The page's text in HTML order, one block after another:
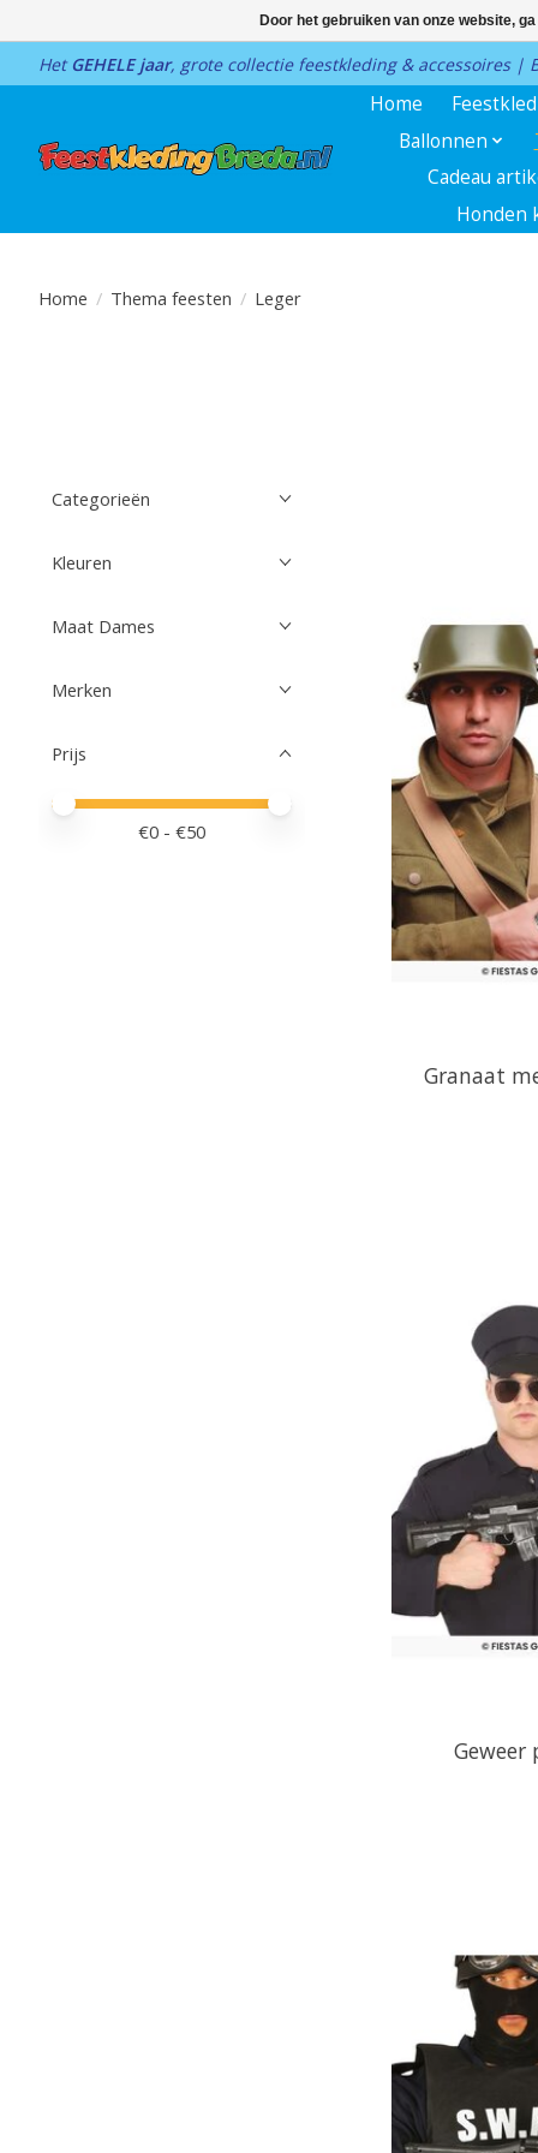
Het GEHELE jaar, grote collectie feestkleding & accessoires
Home
Ballonnen
Cadeau
Honden
Home / Thema feesten / Leger
Categorieën
Kleuren
Maat Dames
Merken
Prijs
Minimale prijswaarde
Price maximum value
€0 - €50
Granaat
Door het gebruiken van onze website,